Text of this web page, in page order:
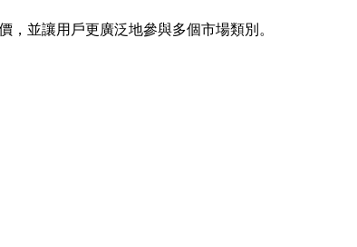
並讓用戶更廣泛地參與多個市場類別。